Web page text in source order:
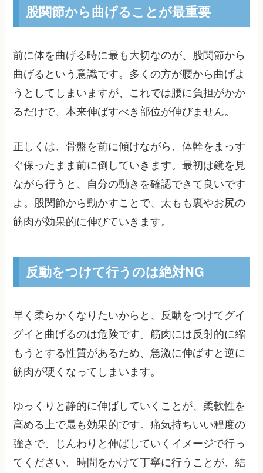
股関節から曲げることが最重要
前に体を曲げる時に最も大切なのが、股関節から
曲げるという意識です。多くの方が腰から曲げよ
うとしてしまいますが、これでは腰に負担がかか
るだけで、本来伸ばすべき部位が伸びません。
正しくは、骨盤を前に傾けながら、体幹をまっす
ぐ保ったまま前に倒していきます。最初は鏡を見
ながら行うと、自分の動きを確認できて良いです
よ。股関節から動かすことで、太もも裏やお尻の
筋肉が効果的に伸びていきます。
反動をつけて行うのは絶対NG
早く柔らかくなりたいからと、反動をつけてグイ
グイと曲げるのは危険です。筋肉には反射的に縮
もうとする性質があるため、急激に伸ばすと逆に
筋肉が硬くなってしまいます。
ゆっくりと静的に伸ばしていくことが、柔軟性を
高める上で最も効果的です。痛気持ちいい程度の
強さで、じんわりと伸ばしていくイメージで行っ
てください。時間をかけて丁寧に行うことが、結